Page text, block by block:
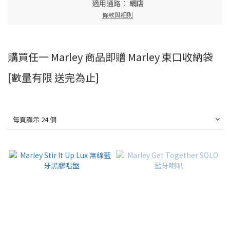
適用通路： 網店
條款與細則
購買任一 Marley 商品即贈 Marley 束口收納袋
[數量有限 送完為止]
每頁顯示 24 個